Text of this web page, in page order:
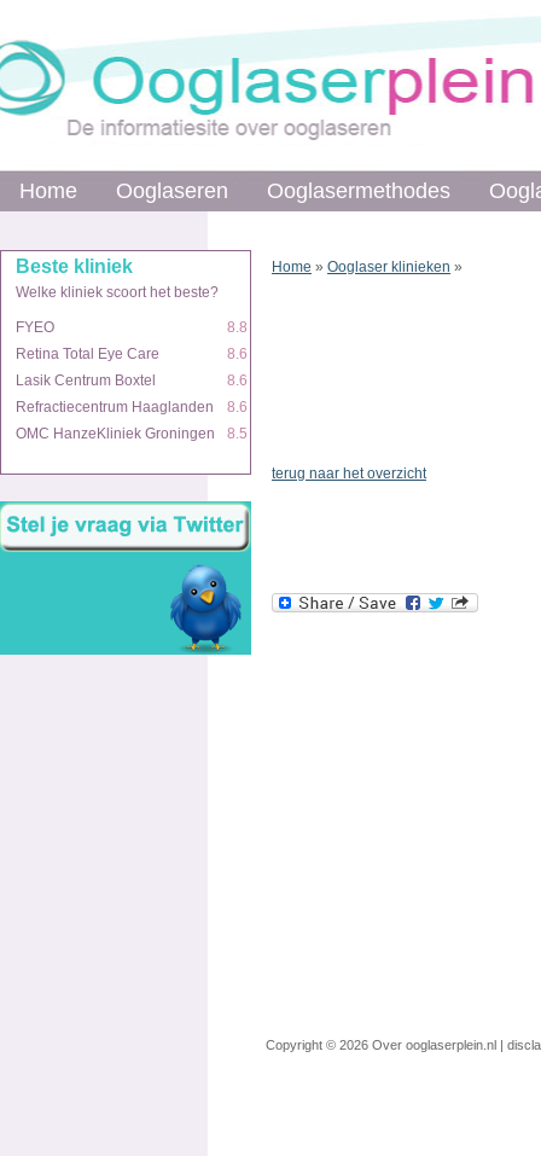
Home Ooglaseren Ooglasermethodes
Beste kliniek
Welke kliniek scoort het beste?
FYEO
8.8
Retina Total Eye Care
8.6
Lasik Centrum Boxtel
8.6
Refractiecentrum Haaglanden
8.6
OMC HanzeKliniek Groningen
8.5
Home » Ooglaser klinieken »
terug naar het overzicht
Copyright © 2026 Over ooglaserplein.nl |